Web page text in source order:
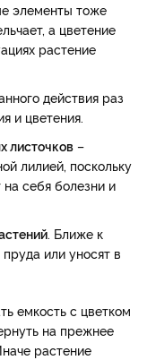
элементы тоже
а цветение
растение
действия раз
и цветения.
листочков –
лилией, поскольку
на себя болезни и
. Ближе к
или уносят в
емкость с цветком
на прежнее
растение